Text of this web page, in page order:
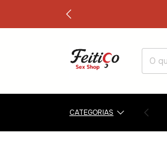
CATEGORIAS